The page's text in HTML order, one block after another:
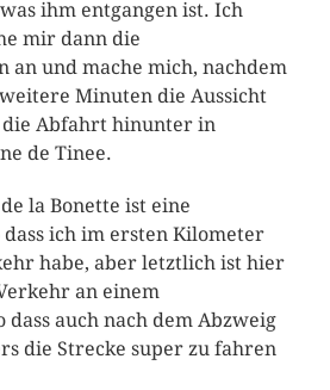
ihm entgangen ist. Ich
mir dann die
an und mache mich, nachdem
Minuten die Aussicht
die Abfahrt hinunter in
de Tinee.
la Bonette ist eine
ich im ersten Kilometer
habe, aber letztlich ist hier
an einem
dass auch nach dem Abzweig
die Strecke super zu fahren